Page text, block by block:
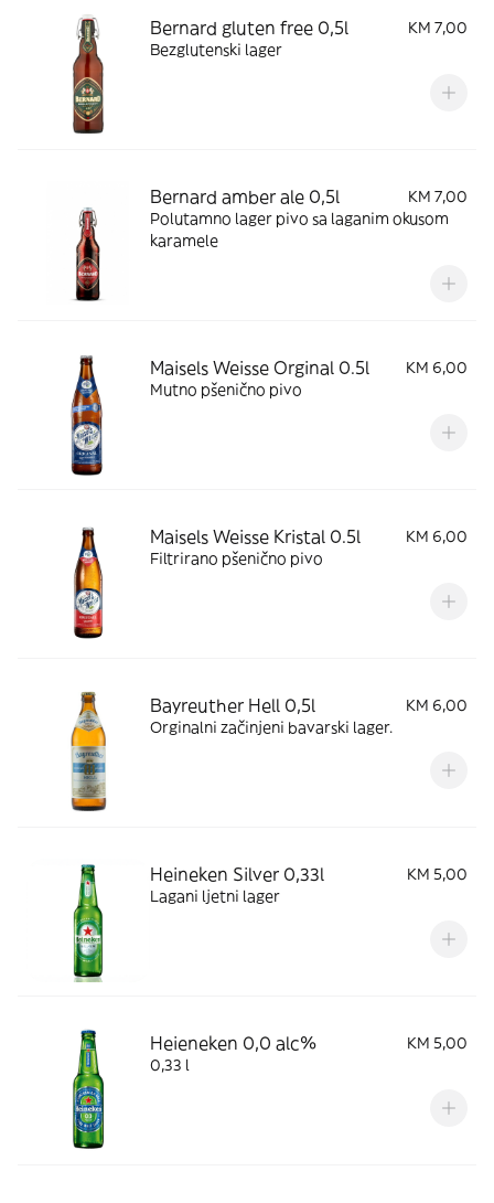
Bernard gluten free 0,5l
KM 7,00
Bezglutenski lager
Bernard amber ale 0,5l
KM 7,00
Polutamno lager pivo sa laganim okusom
karamele
Maisels Weisse Orginal 0.5l
KM 6,00
Mutno pšenično pivo
Maisels Weisse Kristal 0.5l
KM 6,00
Filtrirano pšenično pivo
Bayreuther Hell 0,5l
KM 6,00
Orginalni začinjeni bavarski lager.
Heineken Silver 0,33l
KM 5,00
Lagani ljetni lager
Heieneken 0,0 alc%
KM 5,00
0,33 l